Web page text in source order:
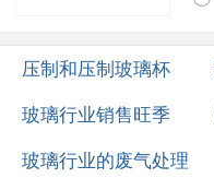
压制和压制玻璃杯
玻璃行业销售旺季
玻璃行业的废气处理